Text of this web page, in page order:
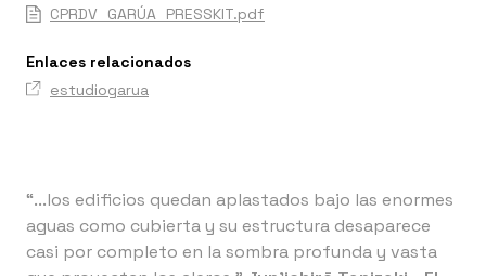
CPRDV_GARÚA_PRESSKIT.pdf
Enlaces relacionados
estudiogarua
“...los edificios quedan aplastados bajo las enormes
aguas como cubierta y su estructura desaparece
casi por completo en la sombra profunda y vasta